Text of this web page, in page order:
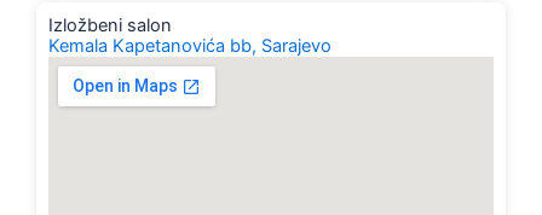
Izložbeni salon
Kemala Kapetanovića bb, Sarajevo